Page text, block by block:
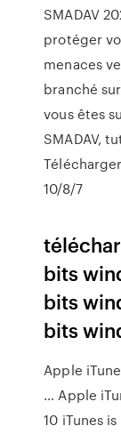
SMADAV
protéger
menaces
branché
vous êtes
SMADAV,
10/8/7
bits
bits
bits
Apple
… Apple
10 iTunes